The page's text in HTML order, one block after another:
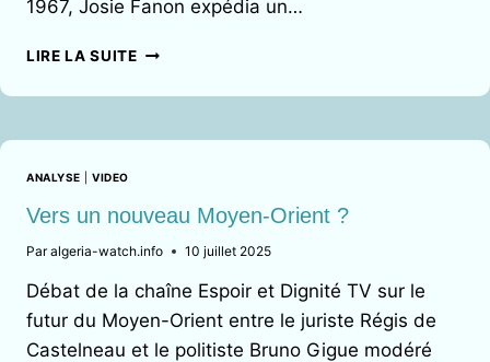
1967, Josie Fanon expédia un…
LIRE LA SUITEJOSIE
ET
FIDÉLITÉ
LIBÉRATION
ANALYSE VIDEO
Vers un nouveau Moyen-Orient ?
Par algeria-watch.info 10 juillet 2025
Débat de la chaîne Espoir et Dignité TV sur le
futur du Moyen-Orient entre le juriste Régis de
Castelneau et le politiste Bruno Gigue modéré